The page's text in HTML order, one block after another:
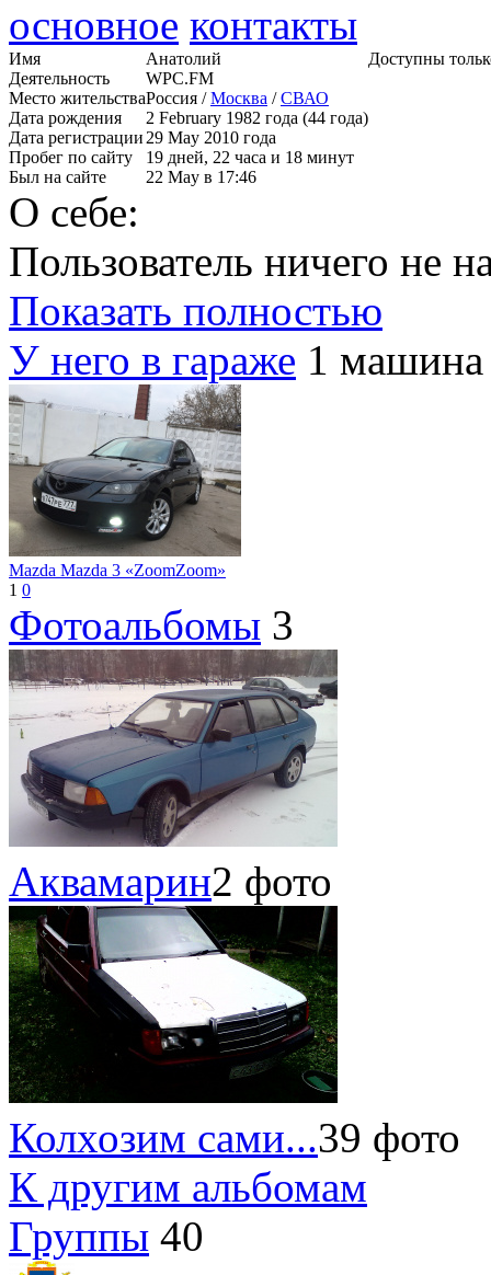
основное контакты
Имя
Анатолий
Деятельность
WPC.FM
Место жительстваРоссия /Москва /СВАО
Дата рождения
2 February 1982 года (44 года)
Дата регистрации29 May 2010 года
Пробег по сайту
19 дней, 22 часа и 18 минут
Был на сайте
22 May в 17:46
Доступны
О себе:
Пользователь ничего не
Показать полностью
У него в гараже 1 машина
Mazda Mazda 3 «ZoomZoom»
1 0
Фотоальбомы 3
Аквамарин2 фото
Колхозим сами...39 фото
К другим альбомам
Группы 40